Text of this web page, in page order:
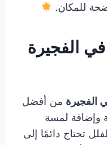
للمكان.
الفجيرة
الفجيرة من أفضل
وإضافة لمسة
تحتاج دائمًا إلى